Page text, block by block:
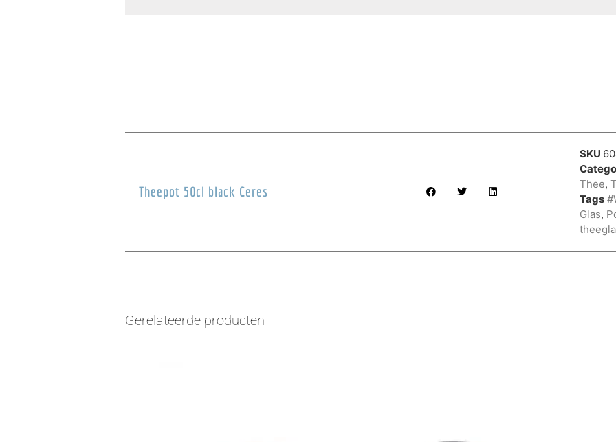
Theepot 50cl black Ceres
SKU
Thee,
Tags
Glas,
Gerelateerde producten